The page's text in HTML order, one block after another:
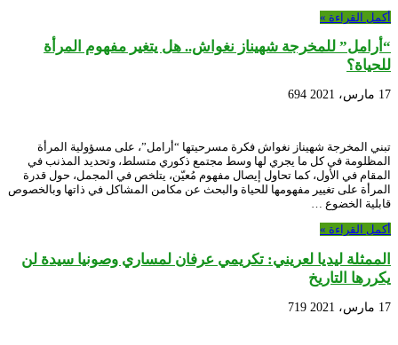
أكمل القراءة »
“أرامل” للمخرجة شهيناز نغواش.. هل يتغير مفهوم المرأة
للحياة؟
17 مارس، 2021 694
تبني المخرجة شهيناز نغواش فكرة مسرحيتها “أرامل”، على مسؤولية المرأة
المظلومة في كل ما يجري لها وسط مجتمع ذكوري متسلط، وتحديد المذنب في
المقام في الأول، كما تحاول إيصال مفهوم مُعيّن، يتلخص في المجمل، حول قدرة
المرأة على تغيير مفهومها للحياة والبحث عن مكامن المشاكل في ذاتها وبالخصوص
قابلية الخضوع …
أكمل القراءة »
الممثلة ليديا لعريني: تكريمي عرفان لمساري وصونيا سيدة لن
يكررها التاريخ
17 مارس، 2021 719